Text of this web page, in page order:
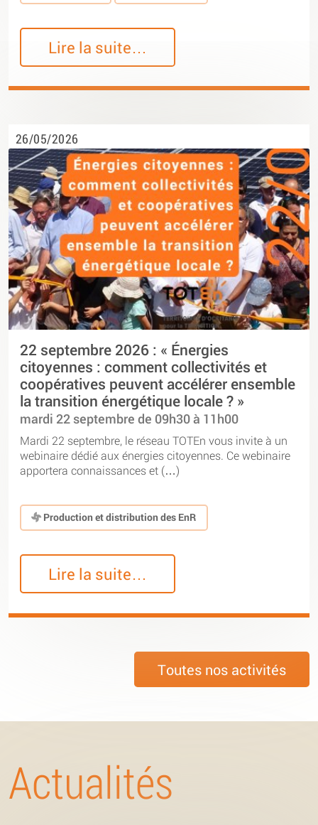
Lire la suite…
26/05/2026
22 septembre 2026 : « Énergies
citoyennes : comment collectivités et
coopératives peuvent accélérer ensemble
la transition énergétique locale ? »
mardi 22 septembre de 09h30 à 11h00
Mardi 22 septembre, le réseau TOTEn vous invite à un
webinaire dédié aux énergies citoyennes. Ce webinaire
apportera connaissances et (…)
Production et distribution des EnR
Lire la suite…
Toutes nos activités
Actualités